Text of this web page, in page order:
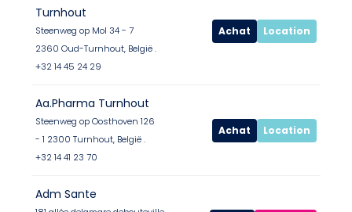
Turnhout
Steenweg op Mol 34 - 7
2360 Oud-Turnhout, België .
+32 14 45 24 29
Achat Location
Aa.Pharma Turnhout
Steenweg op Oosthoven 126
- 1 2300 Turnhout, België .
+32 14 41 23 70
Achat Location
Adm Sante